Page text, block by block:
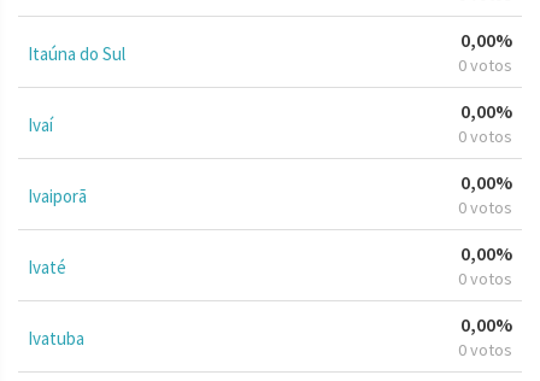
Itaúna do Sul
0,00%
0 votos
Ivaí
0,00%
0 votos
Ivaiporã
0,00%
0 votos
Ivaté
0,00%
0 votos
Ivatuba
0,00%
0 votos